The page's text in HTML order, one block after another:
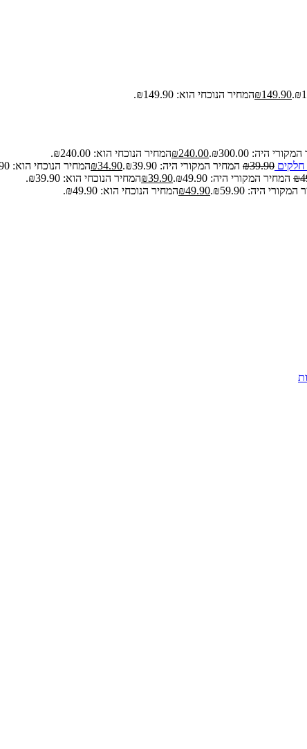
₪149.90 המחיר הנוכחי הוא: ₪149.90.
היה: ₪300.00. ₪240.00
המחיר הנוכחי הוא: ₪240.00.
₪39.90 המחיר המקורי היה: ₪39.90. ₪34.90
המחיר הנוכחי הוא: ₪34.90.
₪ המחיר המקורי היה: ₪49.90. ₪39.90
המחיר הנוכחי הוא: ₪39.90.
היה: ₪59.90. ₪49.90
המחיר הנוכחי הוא: ₪49.90.